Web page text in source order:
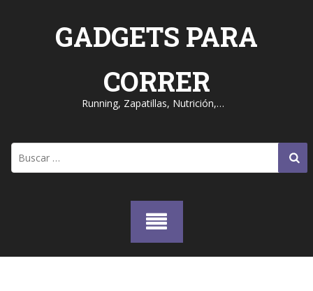
GADGETS PARA
CORRER
Running, Zapatillas, Nutrición,…